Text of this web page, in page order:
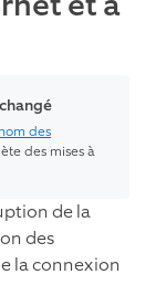
des
des mises à
de la
des
la connexion